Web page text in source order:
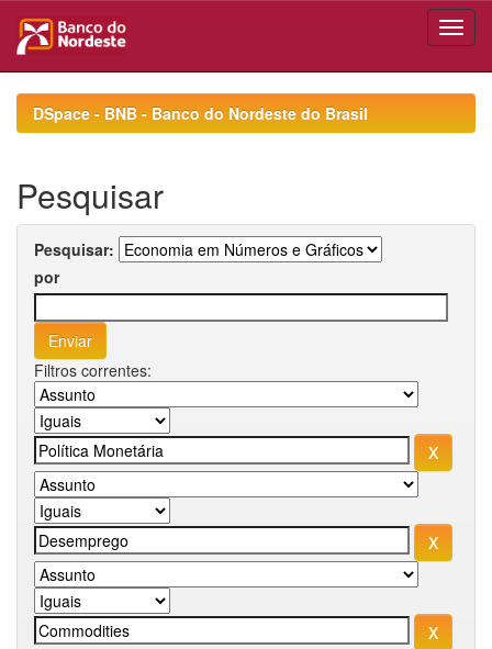
navigationDSpace - BNB - Banco do Nordeste do Brasil
Pesquisar
Pesquisar:
por
Filtros correntes: